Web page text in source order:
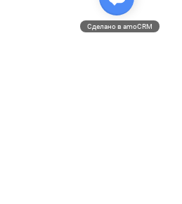
Сделано в amoCRM